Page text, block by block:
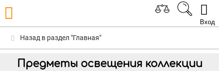
Вход
Назад в раздел "Главная"
Предметы освещения коллекции